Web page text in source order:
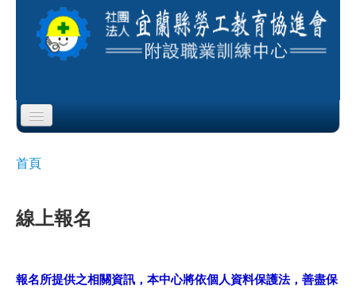
Skip to content
Skip to navigation
服務項目
您在這裡
首頁
線上報名
報名所提供之相關資訊，本中心將依個人資料保護法，善盡保